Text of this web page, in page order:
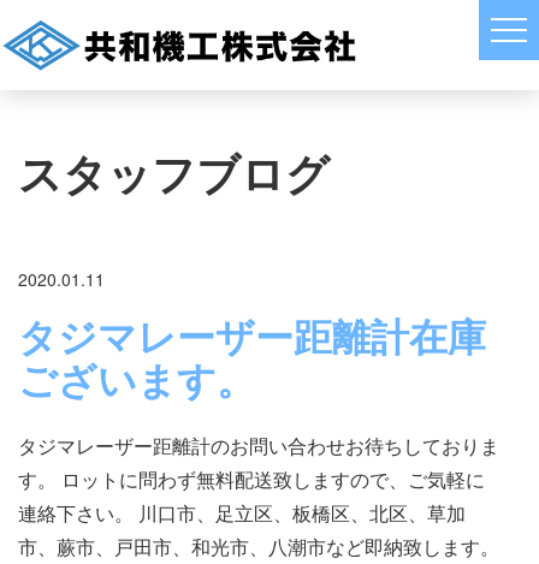
スタッフブログ
2020.01.11
タジマレーザー距離計在庫
ございます。
タジマレーザー距離計のお問い合わせお待ちしておりま
す。 ロットに問わず無料配送致しますので、ご気軽に
連絡下さい。 川口市、足立区、板橋区、北区、草加
市、蕨市、戸田市、和光市、八潮市など即納致します。